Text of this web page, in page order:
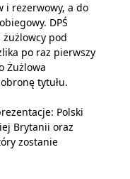
i rezerwowy, a do
DPŚ
pod
po raz pierwszy
Żużlowa
tytułu.
Polski
Brytanii oraz
zostanie